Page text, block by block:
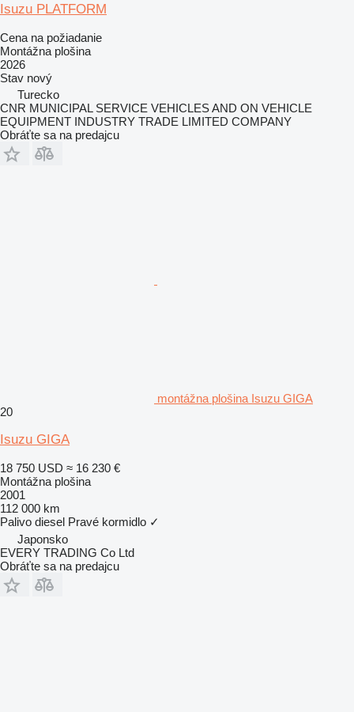
Isuzu PLATFORM
Cena na požiadanie
Montážna plošina
2026
Stav nový
Turecko
CNR MUNICIPAL SERVICE VEHICLES AND ON VEHICLE
EQUIPMENT INDUSTRY TRADE LIMITED COMPANY
Obráťte sa na predajcu
montážna plošina Isuzu GIGA
20
Isuzu GIGA
18 750 USD ≈ 16 230 €
Montážna plošina
2001
112 000 km
Palivo diesel Pravé kormidlo ✓
Japonsko
EVERY TRADING Co Ltd
Obráťte sa na predajcu